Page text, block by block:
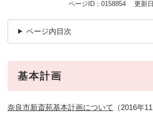
ページID：0158854 更新
ページ内目次
基本計画
奈良市新斎苑基本計画について （2016年